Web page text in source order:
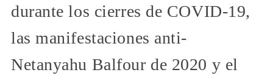
durante los cierres de COVID-19,
las manifestaciones anti-
Netanyahu Balfour de 2020 y el